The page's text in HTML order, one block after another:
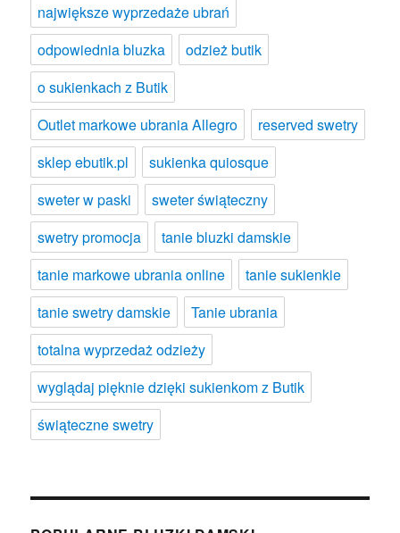
największe wyprzedaże ubrań
odpowiednia bluzka
odzież butik
o sukienkach z Butik
Outlet markowe ubrania Allegro
reserved swetry
sklep ebutik.pl
sukienka quiosque
sweter w paski
sweter świąteczny
swetry promocja
tanie bluzki damskie
tanie markowe ubrania online
tanie sukienkie
tanie swetry damskie
Tanie ubrania
totalna wyprzedaż odzieży
wyglądaj pięknie dzięki sukienkom z Butik
świąteczne swetry